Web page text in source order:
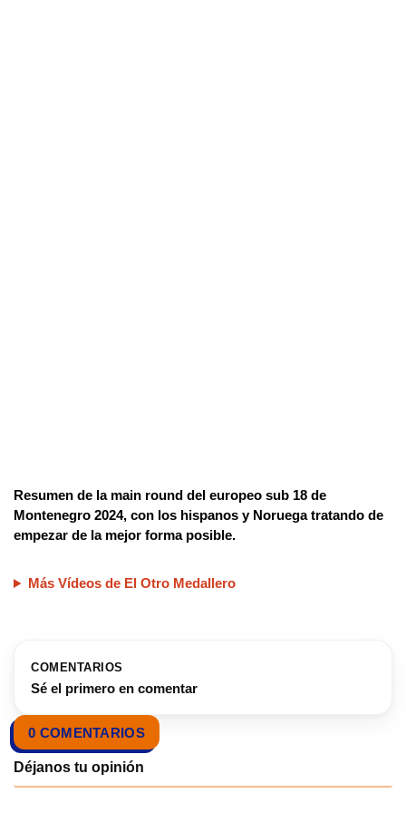
Resumen de la main round del europeo sub 18 de
Montenegro 2024, con los hispanos y Noruega tratando de
empezar de la mejor forma posible.
Más Vídeos de El Otro Medallero
COMENTARIOS
Sé el primero en comentar
0 COMENTARIOS